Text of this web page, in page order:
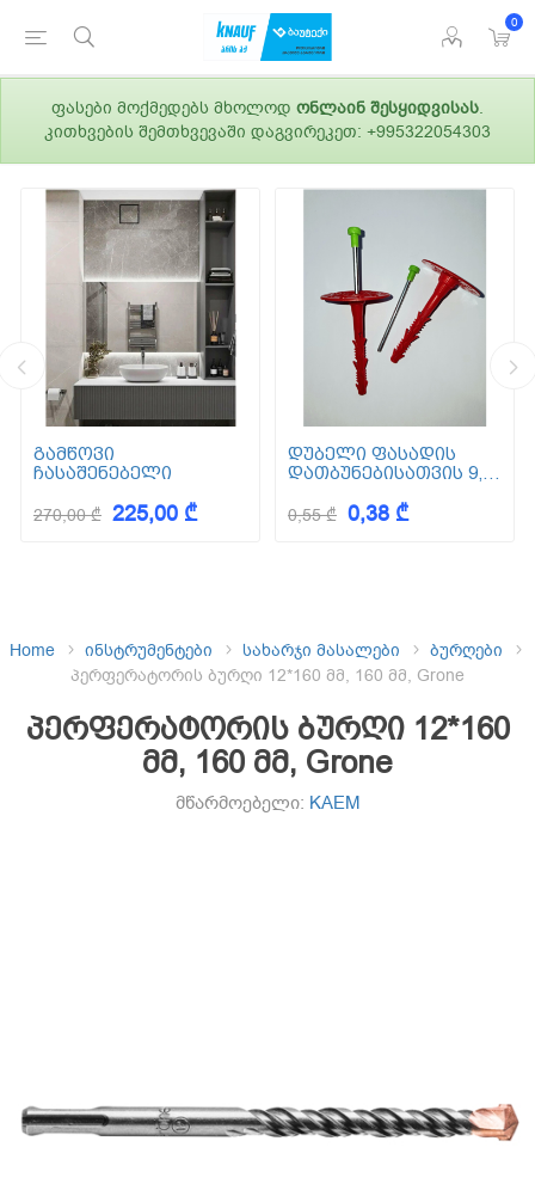
0
ფასები მოქმედებს მხოლოდ ონლაინ შესყიდვისას.
კითხვების შემთხვევაში დაგვირეკეთ: +995322054303
გამწოვი
ჩასაშენებელი
270,00 ₾ 225,00 ₾
დუბელი ფასადის
დათბუნებისათვის 9,5
0,55 ₾ 0,38 ₾
Home ინსტრუმენტები სახარჯი მასალები
ბურღები
პერფერატორის ბურღი 12*160 მმ, 160 მმ, Grone
პერფერატორის ბურღი 12*160
მმ, 160 მმ, Grone
მწარმოებელი: KAEM